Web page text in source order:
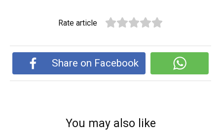
Rate article
Share on Facebook
You may also like